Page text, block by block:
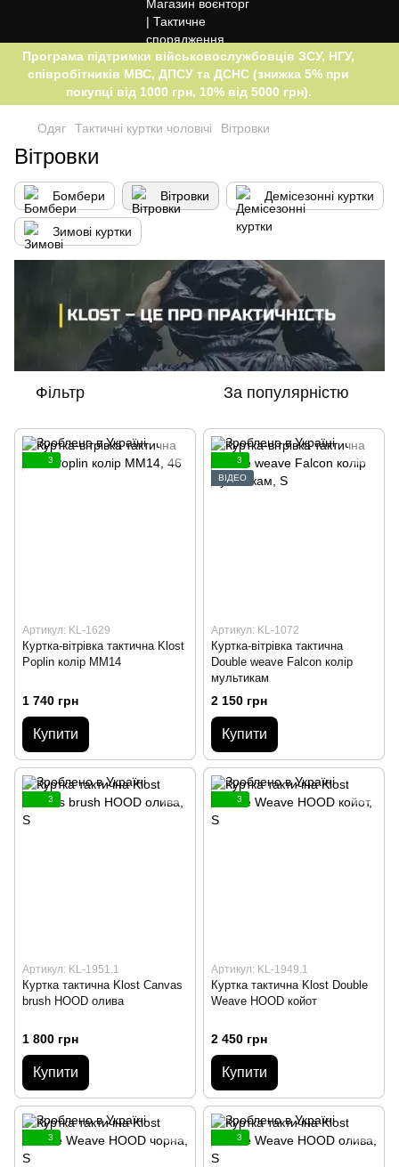
Програма підтримки військовослужбовців ЗСУ, НГУ,
співробітників МВС, ДПСУ та ДСНС (знижка 5% при
покупці від 1000 грн, 10% від 5000 грн).
Одяг Тактичні куртки чоловічі Вітровки
Вітровки
Бомбери Вітровки Демісезонні куртки
Зимові куртки
Фільтр За популярністю
3
Артикул: KL-1629
Куртка-вітрівка тактична Klost
Poplin колір ММ14
1 740 грн
Купити
3
ВІДЕО
Артикул: KL-1072
Куртка-вітрівка тактична
Double weave Falcon колір
мультикам
2 150 грн
Купити
3
Артикул: KL-1951.1
Куртка тактична Klost Canvas
brush HOOD олива
1 800 грн
Купити
3
Артикул: KL-1949.1
Куртка тактична Klost Double
Weave HOOD койот
2 450 грн
Купити
3 3